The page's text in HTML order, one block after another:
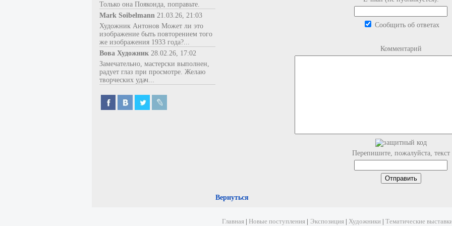
Только она Пояконда, поправьте.
Mark Soibelmann 21.03.26, 21:03
Художник Антонов Может ли это
изображение быть повторением того
же изображения 1933 года?...
Вова Художник 28.02.26, 17:02
Замечательно, мастерски выполнен,
радует глаз при просмотре. Желаю
творческих удач...
Сообщить об ответах
Комментарий
Перепишите, пожалуйста, текст
Вернуться
Главная Новые поступления Экспозиция Художники Тематические